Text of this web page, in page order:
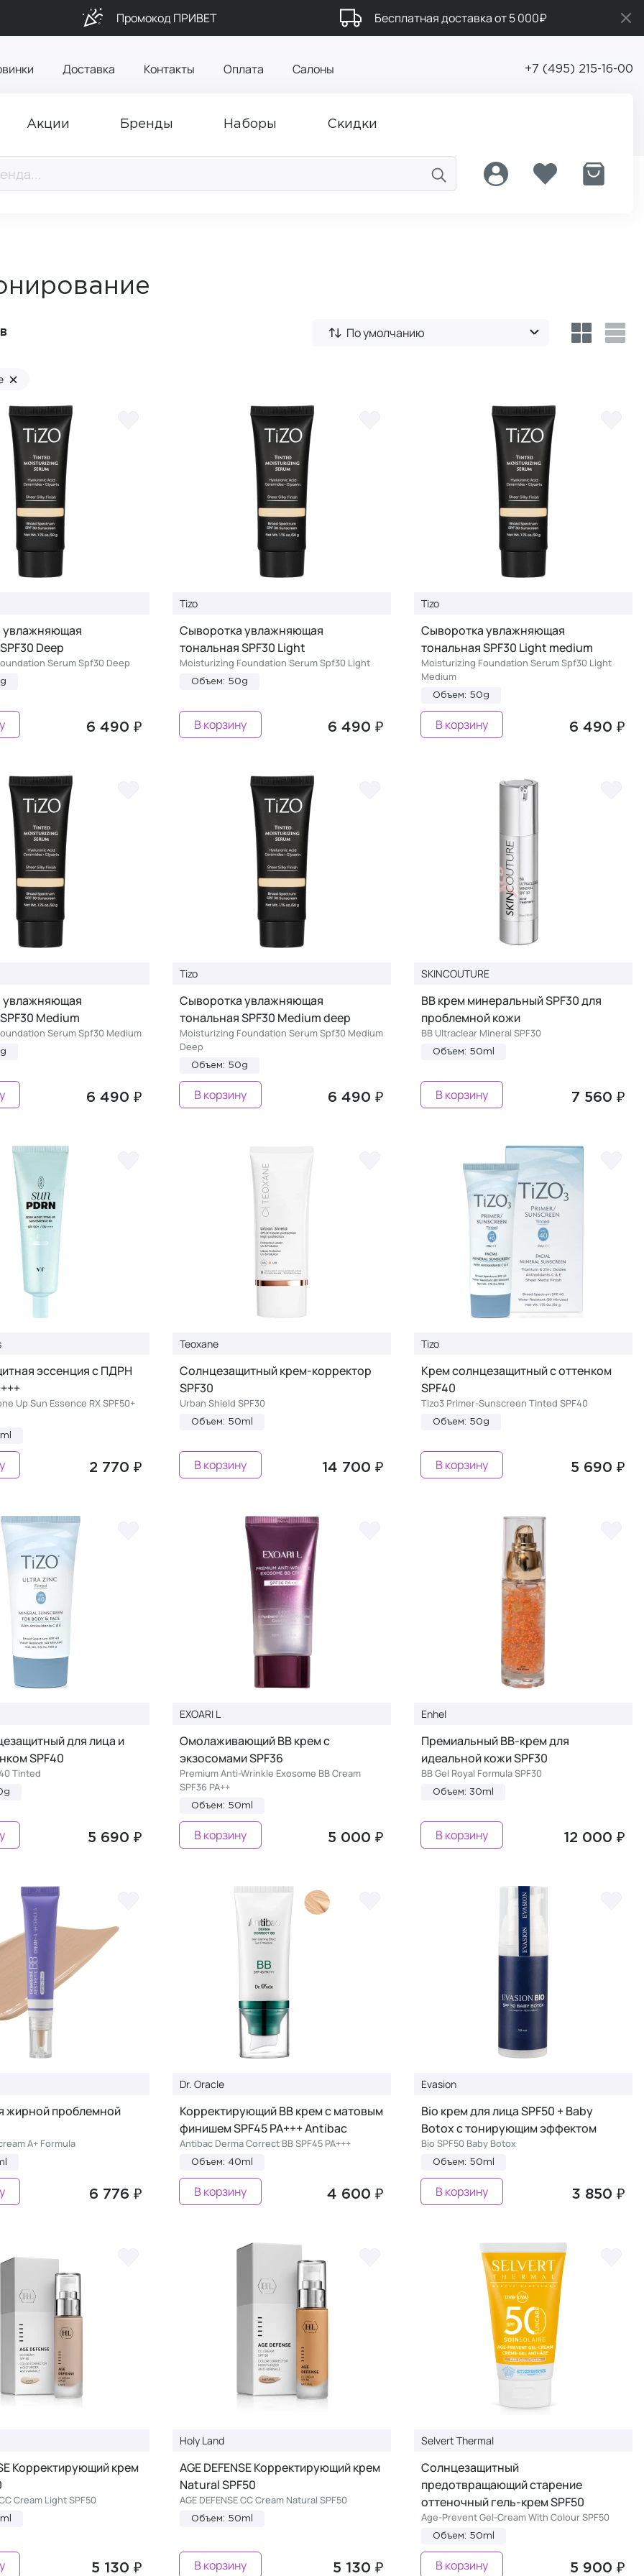
Промокод ПРИВЕТ Бесплатная доставка от 5 000₽
Доставка Контакты Оплата Салоны +7 (495) 215-16-00
Акции Бренды Наборы Скидки
По умолчанию
×
увлажняющая
Deep
Serum Spf30 Deep
6 490 ₽
Tizo
Cыворотка увлажняющая
тональная SPF30 Light
Moisturizing Foundation Serum Spf30 Light
Объем: 50g
6 490 ₽
В корзину
Tizo
Cыворотка увлажняющая
тональная SPF30 Light medium
Moisturizing Foundation Serum Spf30 Light
Medium
Объем: 50g
6 490 ₽
В корзину
увлажняющая
Medium
Serum Spf30 Medium
6 490 ₽
Tizo
Cыворотка увлажняющая
тональная SPF30 Medium deep
Moisturizing Foundation Serum Spf30 Medium
Deep
Объем: 50g
6 490 ₽
В корзину
SKINCOUTURE
ВВ крем минеральный SPF30 для
проблемной кожи
BB Ultraclear Mineral SPF30
Объем: 50ml
7 560 ₽
В корзину
эссенция с ПДРН
Up Sun Essence RX SPF50+
2 770 ₽
Teoxane
Солнцезащитный крем-корректор
SPF30
Urban Shield SPF30
Объем: 50ml
14 700 ₽
В корзину
Tizo
Крем солнцезащитный с оттенком
SPF40
Tizo3 Primer-Sunscreen Tinted SPF40
Объем: 50g
5 690 ₽
В корзину
для лица и
SPF40
Tinted
5 690 ₽
EXOARI L
Омолаживающий BB крем с
экзосомами SPF36
Premium Anti-Wrinkle Exosome BB Cream
SPF36 PA++
Объем: 50ml
5 000 ₽
В корзину
Enhel
Премиальный BB-крем для
идеальной кожи SPF30
BB Gel Royal Formula SPF30
Объем: 30ml
12 000 ₽
В корзину
жирной проблемной
A+ Formula
6 776 ₽
Dr. Oracle
Корректирующий BB крем с матовым
финишем SPF45 PA+++ Antibac
Antibac Derma Correct BB SPF45 PA+++
Объем: 40ml
4 600 ₽
В корзину
Evasion
Bio крем для лица SPF50 + Baby
Botox с тонирующим эффектом
Bio SPF50 Baby Botox
Объем: 50ml
3 850 ₽
В корзину
Корректирующий крем
Cream Light SPF50
5 130 ₽
Holy Land
AGE DEFENSE Корректирующий крем
Natural SPF50
AGE DEFENSE CC Cream Natural SPF50
Объем: 50ml
5 130 ₽
В корзину
Selvert Thermal
Солнцезащитный
предотвращающий старение
оттеночный гель-крем SPF50
Age-Prevent Gel-Cream With Colour SPF50
Объем: 50ml
5 900 ₽
В корзину